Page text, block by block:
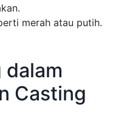
merah atau putih.
dalam
Casting